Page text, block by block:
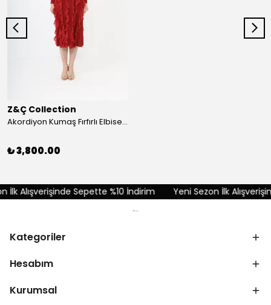
Z&Ç Collection
Akordiyon Kumaş Fırfırlı Elbise - Kırmızı
₺ 3,800.00
Alışverişinde Sepette %10 İndirim Yeni Sezon İlk
Kategoriler
Hesabım
Kurumsal